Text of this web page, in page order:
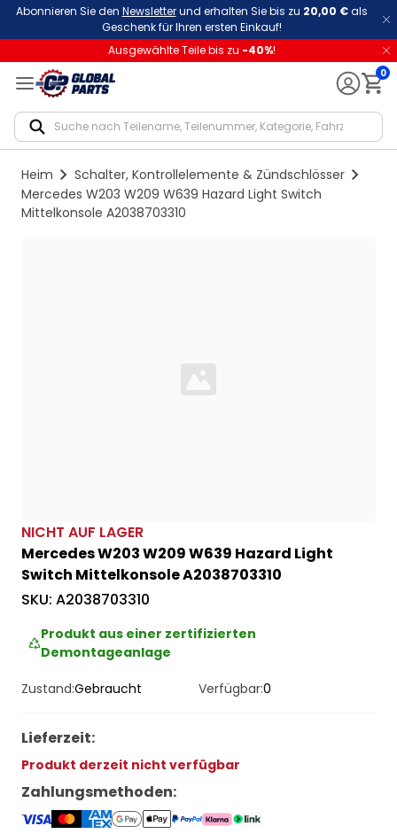
Abonnieren Sie den Newsletterund erhalten Sie bis zu 20,00 €als
Geschenk für Ihren ersten Einkauf!
Ausgewählte Teile bis zu -40%!
0
Heim
Schalter, Kontrollelemente & Zündschlösser
Mercedes W203 W209 W639 Hazard Light Switch
Mittelkonsole A2038703310
NICHT AUF LAGER
Mercedes W203 W209 W639 Hazard Light
Switch Mittelkonsole A2038703310
SKU: A2038703310
Produkt aus einer zertifizierten
Demontageanlage
Zustand:Gebraucht Verfügbar:0
Lieferzeit:
Produkt derzeit nicht verfügbar
Zahlungsmethoden: